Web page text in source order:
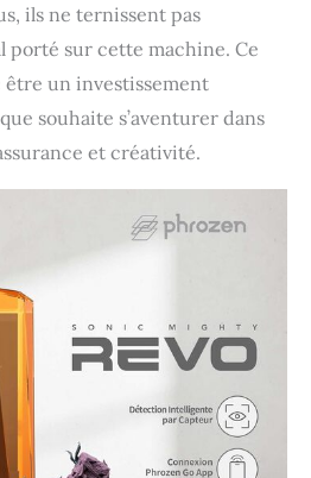
ils ne ternissent pas
porté sur cette machine. Ce
être un investissement
souhaite s’aventurer dans
et créativité.